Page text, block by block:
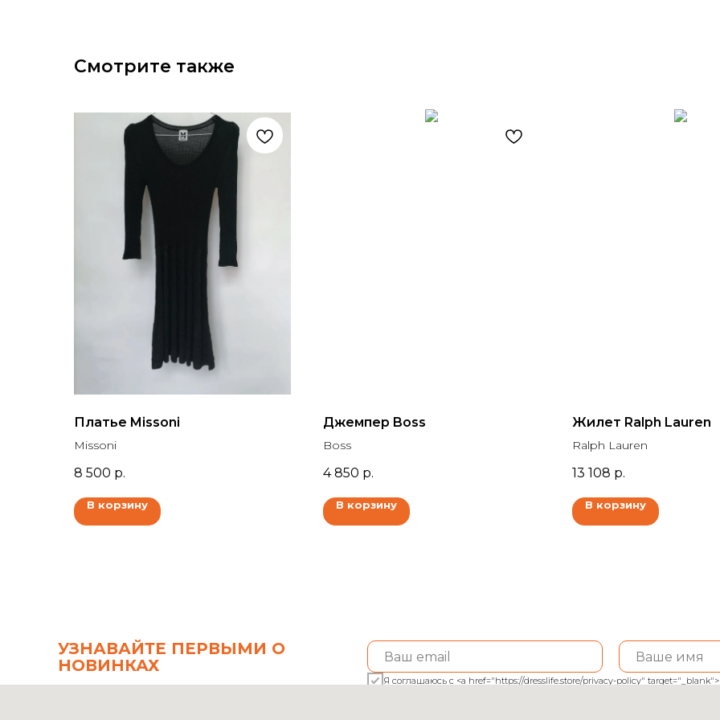
Смотрите также
Платье Missoni
Missoni
8 500 р.
В корзину
Джемпер Boss
Boss
4 850 р.
В корзину
Жилет Ralph Lauren
Ralph Lauren
13 108 р.
В корзину
Я соглашаюсь с <a href="https://dresslife.store/privacy-policy"
УЗНАВАЙТЕ ПЕРВЫМИ О
НОВИНКАХ